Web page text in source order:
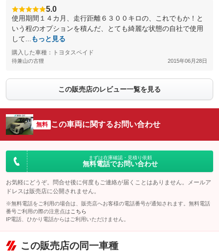
5.0
使用期間１４カ月、走行距離６３００キロの、これでもか！と
いう程のオプションを積んだ、とても綺麗な状態の自社で使用
して...
もっと見る
購入した車種：トヨタスペイド
待兼山の古狸 2015年06月28日
この販売店のレビュー一覧を見る
無料 この車両に関するお問い合わせ
まずは在庫確認・見積り依頼
無料電話でお問い合わせ
お気軽にどうぞ。問合せ後に何度もご連絡が届くことはありません。メールア
ドレスは販売店に公開されません。
※無料電話をご利用の場合は、販売店へお客様の電話番号が通知されます。無料電話
番号ご利用の際の注意点は こちら
IP電話、ひかり電話からはご利用いただけません。
この販売店の同一車種